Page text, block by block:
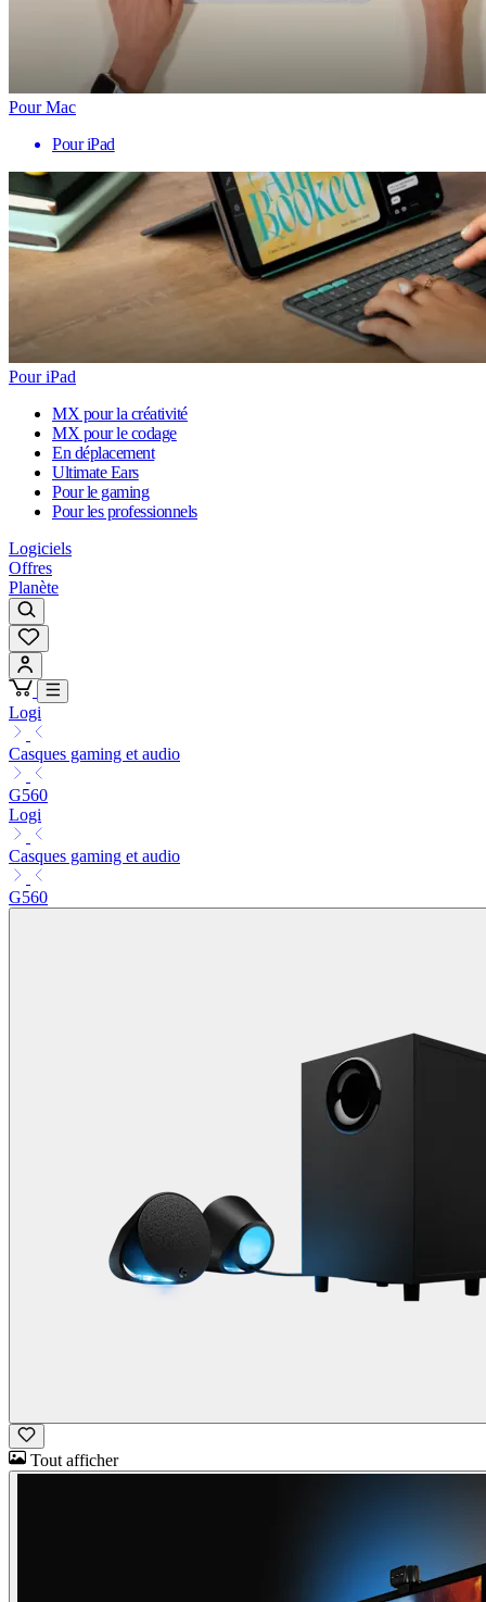
Pour Mac
Pour iPad
Pour iPad
MX pour la créativité
MX pour le codage
En déplacement
Ultimate Ears
Pour le gaming
Pour les professionnels
Logiciels
Offres
Planète
Logi
Casques gaming et audio
G560
Logi
Casques gaming et audio
G560
Tout afficher